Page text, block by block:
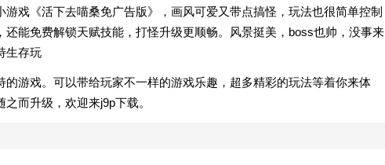
戏《活下去喵桑免广告版》，画风可爱又带点搞怪，玩法也很简单控制
能免费解锁天赋技能，打怪升级更顺畅。风景挺美，boss也帅，没事来
生存玩
游戏。可以带给玩家不一样的游戏乐趣，超多精彩的玩法等着你来体
而升级，欢迎来j9p下载。